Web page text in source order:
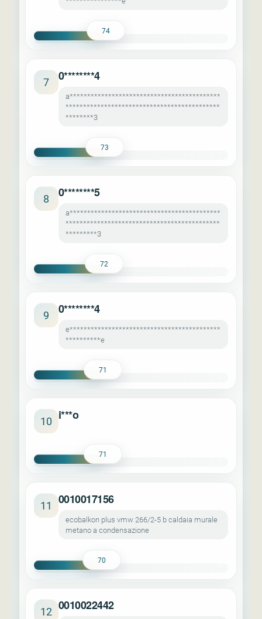
74
7 0********4
a*******************************************
********************************************
********3
73
8 0********5
a*******************************************
********************************************
*********3
72
9 0********4
e*******************************************
**********e
71
10 i***o
71
11 0010017156
ecobalkon plus vmw 266/2-5 b caldaia murale
metano a condensazione
70
12 0010022442